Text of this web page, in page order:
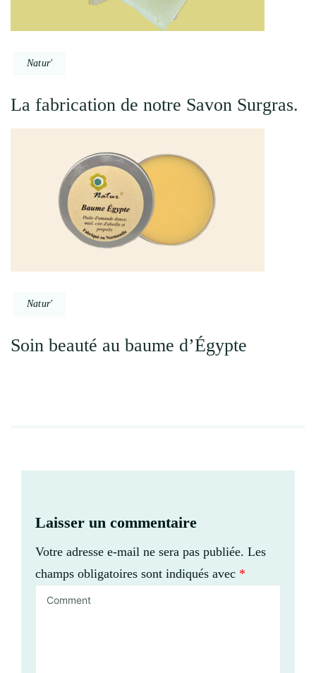
Natur'
La fabrication de notre Savon Surgras.
Natur'
Soin beauté au baume d’Égypte
Laisser un commentaire
Votre adresse e-mail ne sera pas publiée. Les
champs obligatoires sont indiqués avec *